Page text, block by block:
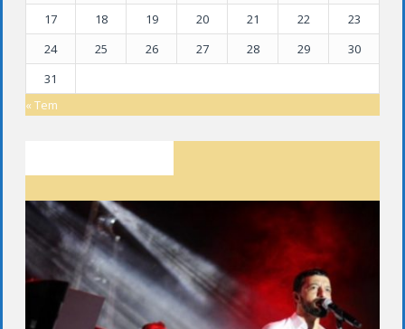
17
18 19 20 21 22
23
24
25 26 27 28 29
30
31
« Tem